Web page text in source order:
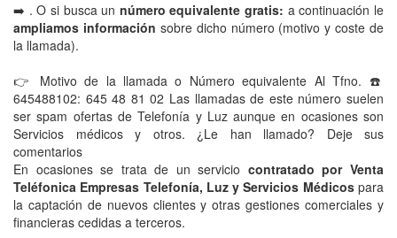
➡️ . O si busca un número equivalente gratis: a continuación le
ampliamos información sobre dicho número (motivo y coste de
la llamada).
👉 Motivo de la llamada o Número equivalente Al Tfno. ☎️
645488102: 645 48 81 02 Las llamadas de este número suelen
ser spam ofertas de Telefonía y Luz aunque en ocasiones son
Servicios médicos y otros. ¿Le han llamado? Deje sus
comentarios
En ocasiones se trata de un servicio contratado por Venta
Teléfonica Empresas Telefonía, Luz y Servicios Médicos para
la captación de nuevos clientes y otras gestiones comerciales y
financieras cedidas a terceros.